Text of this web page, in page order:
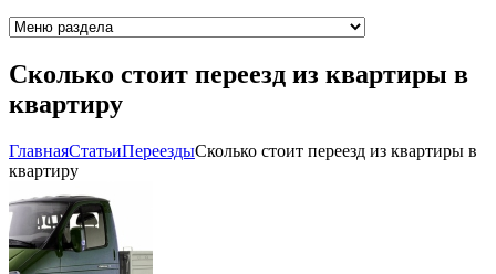
Сколько стоит переезд из квартиры в
квартиру
ГлавнаяCтатьиПереездыСколько стоит переезд из квартиры в
квартиру